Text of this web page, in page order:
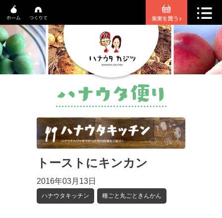
トーストにキンカン
2016年03月13日
ハナウタキッチン 種ごと丸ごときんかん